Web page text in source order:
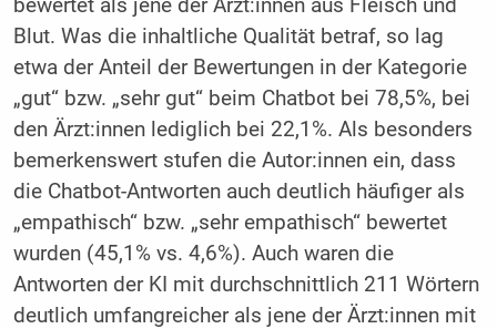
bewertet als jene der Ärzt:innen aus Fleisch und
Blut. Was die inhaltliche Qualität betraf, so lag
etwa der Anteil der Bewertungen in der Kategorie
„gut“ bzw. „sehr gut“ beim Chatbot bei 78,5%, bei
den Ärzt:innen lediglich bei 22,1%. Als besonders
bemerkenswert stufen die Autor:innen ein, dass
die Chatbot-Antworten auch deutlich häufiger als
„empathisch“ bzw. „sehr empathisch“ bewertet
wurden (45,1% vs. 4,6%). Auch waren die
Antworten der KI mit durchschnittlich 211 Wörtern
deutlich umfangreicher als jene der Ärzt:innen mit